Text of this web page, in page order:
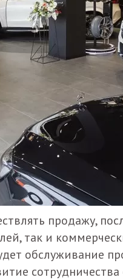
продажу,
так и
обслуживание